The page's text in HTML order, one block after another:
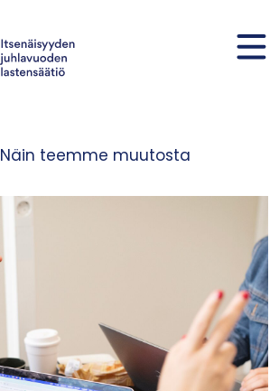
Näin teemme muutosta